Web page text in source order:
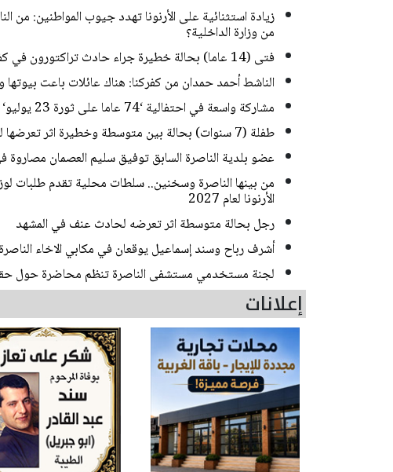
زيادة استثنائية على الأرنونا تهدد جيوب المواطنين:
من وزارة الداخلية؟
فتى (14 عاما) بحالة خطيرة جراء حادث تراكتورون في كفركنا
الناشط أحمد حمدان من كفركنا: هناك عائلات باعت بيوتها
مشاركة واسعة في احتفالية ‘74 عاما على ثورة 23 يوليو‘ في المركز الثقافي الأرثوذكسي في الناصرة
طفلة (7 سنوات) بحالة بين متوسطة وخطيرة اثر تعرضها للدهس في الناصرة
عضو بلدية الناصرة السابق توفيق سليم العصمان مصاروة
من بينها الناصرة وسخنين.. سلطات محلية تقدم طلبات
الأرنونا لعام 2027
رجل بحالة متوسطة اثر تعرضه لحادث عنف في المشهد
أشرف رباح وسند إسماعيل يوقعان في مكابي الاخاء الناصرة
لجنة مستخدمي مستشفى الناصرة تنظم محاضرة حول
إعلانات